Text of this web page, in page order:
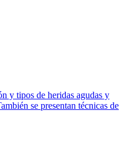
y tipos de heridas agudas y
se presentan técnicas de